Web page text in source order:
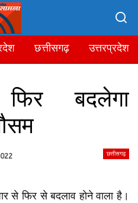
बदलेगा
छत्तीसगढ़
से फिर से बदलाव होने वाला है।
छत्तीसगढ़ उत्तरप्रदेश